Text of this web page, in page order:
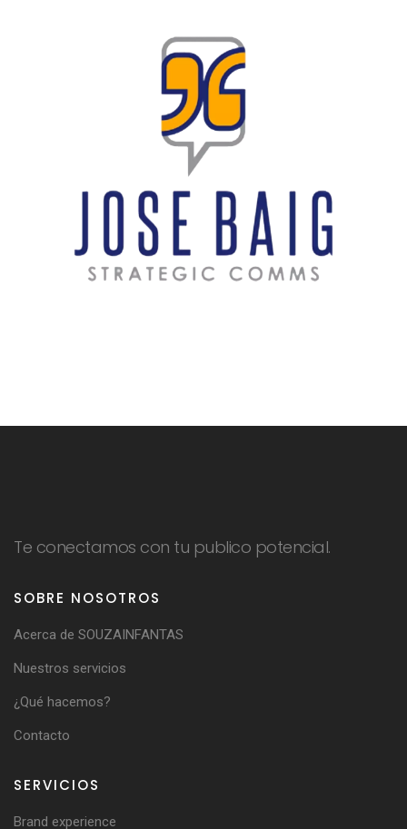
Te conectamos con tu publico potencial.
SOBRE NOSOTROS
Acerca de SOUZAINFANTAS
Nuestros servicios
¿Qué hacemos?
Contacto
SERVICIOS
Brand experience